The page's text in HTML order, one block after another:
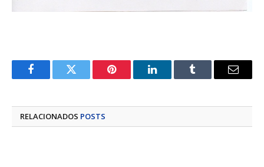
FacebookTwitter Pinterest LinkedInTumblr
E-
RELACIONADOS POSTS